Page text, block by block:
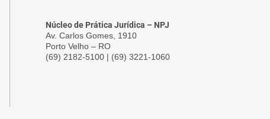
Núcleo de Prática Jurídica – NPJ
Av. Carlos Gomes, 1910
Porto Velho – RO
(69) 2182-5100 | (69) 3221-1060